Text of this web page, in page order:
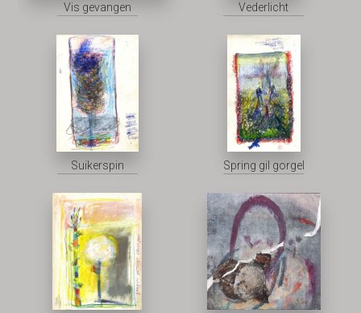
Vis gevangen Vederlicht
Suikerspin Spring gil gorgel